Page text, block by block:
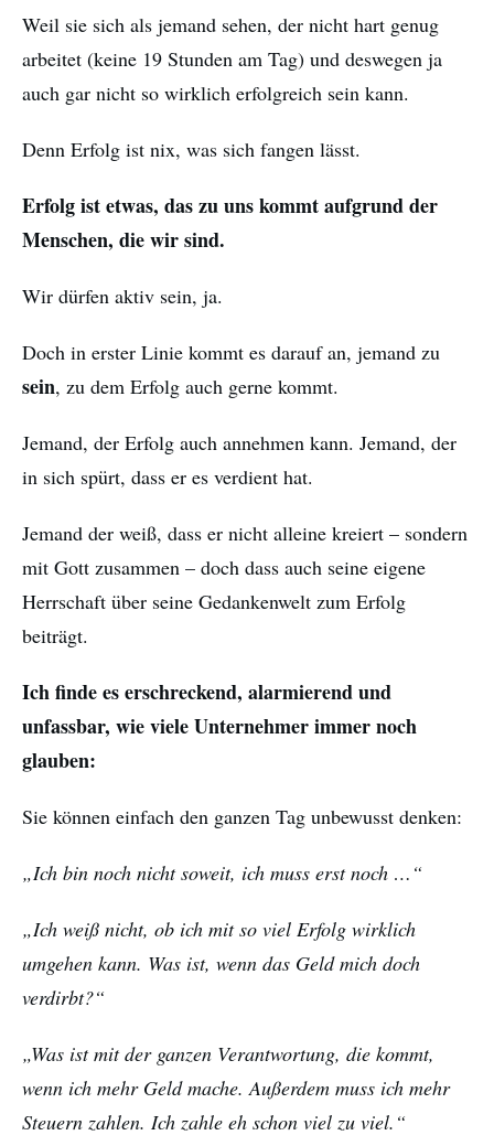
Weil sie sich als jemand sehen, der nicht hart genug
arbeitet (keine 19 Stunden am Tag) und deswegen ja
auch gar nicht so wirklich erfolgreich sein kann.
Denn Erfolg ist nix, was sich fangen lässt.
Erfolg ist etwas, das zu uns kommt aufgrund der
Menschen, die wir sind.
Wir dürfen aktiv sein, ja.
Doch in erster Linie kommt es darauf an, jemand zu
sein, zu dem Erfolg auch gerne kommt.
Jemand, der Erfolg auch annehmen kann. Jemand, der
in sich spürt, dass er es verdient hat.
Jemand der weiß, dass er nicht alleine kreiert – sondern
mit Gott zusammen – doch dass auch seine eigene
Herrschaft über seine Gedankenwelt zum Erfolg
beiträgt.
Ich finde es erschreckend, alarmierend und
unfassbar, wie viele Unternehmer immer noch
glauben:
Sie können einfach den ganzen Tag unbewusst denken:
„Ich bin noch nicht soweit, ich muss erst noch …“
„Ich weiß nicht, ob ich mit so viel Erfolg wirklich
umgehen kann. Was ist, wenn das Geld mich doch
verdirbt?“
„Was ist mit der ganzen Verantwortung, die kommt,
wenn ich mehr Geld mache. Außerdem muss ich mehr
Steuern zahlen. Ich zahle eh schon viel zu viel.“